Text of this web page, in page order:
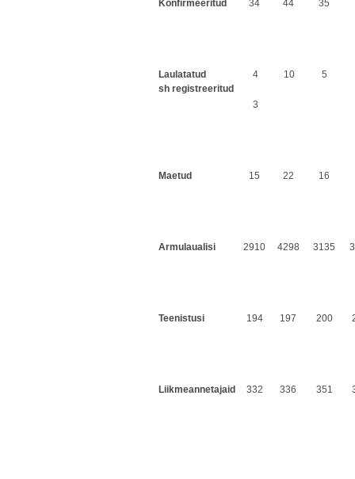
Konfirmeeritud 34 44 35
Laulatatud
sh registreeritud
4
3
10 5
Maetud 15 22 16
Armulaualisi 2910 4298 3135
Teenistusi 194 197 200
Liikmeannetajaid 332 336 351